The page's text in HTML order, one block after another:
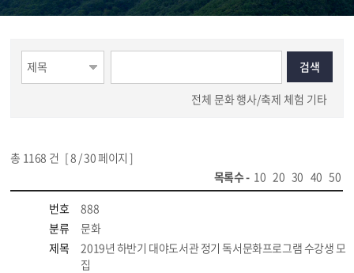
전체 문화행사/축제 체험 기타
총 1168 건 [8 / 30 페이지 ]
목록수 - 10 20 30 40 50
번호
888
분류
문화
제목
2019년 하반기 대야도서관 정기 독서문화프로그램 수강생 모
집